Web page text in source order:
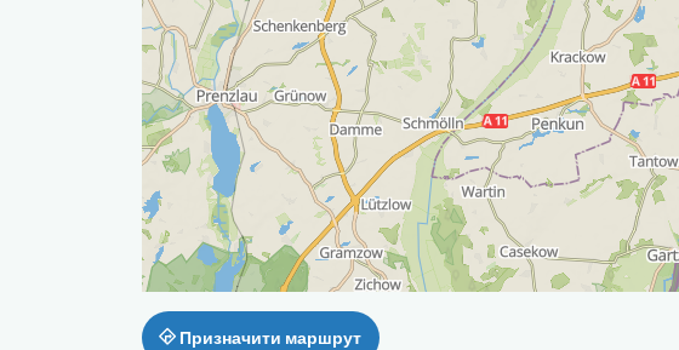
Призначити маршрут